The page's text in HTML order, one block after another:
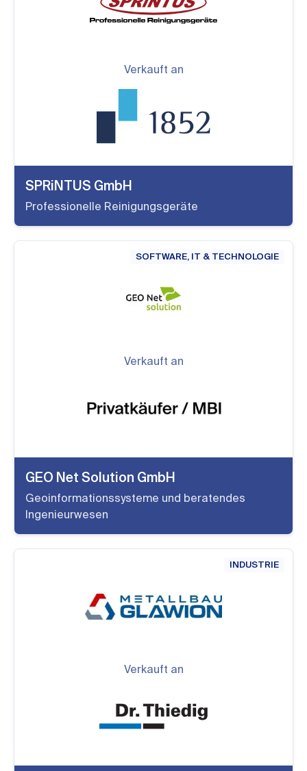
Verkauft an
SPRiNTUS GmbH
Professionelle Reinigungsgeräte
SOFTWARE, IT & TECHNOLOGIE
Verkauft an
GEO Net Solution GmbH
Geoinformationssysteme und beratendes
Ingenieurwesen
INDUSTRIE
Verkauft an